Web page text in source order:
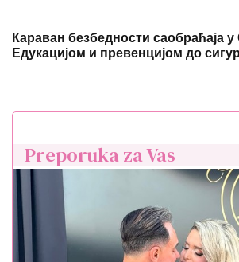
Караван безбедности саобраћаја
Едукацијом и превенцијом до
Preporuka za Vas